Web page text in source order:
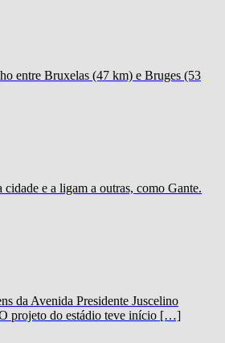
entre Bruxelas (47 km) e Bruges (53
e a ligam a outras, como Gante.
da Avenida Presidente Juscelino
projeto do estádio teve início […]